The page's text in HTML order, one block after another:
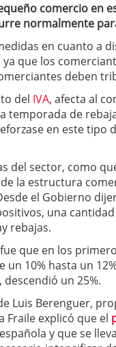
comercio en
normalmente
en cuanto a
que los
deben
del IVA, afecta al
temporada de
en este tipo
del sector, como
la estructura
el Gobierno
una
rebajas.
que en los
10% hasta un
un 25%.
Luis Berenguer,
Fraile explicó que el
y que se